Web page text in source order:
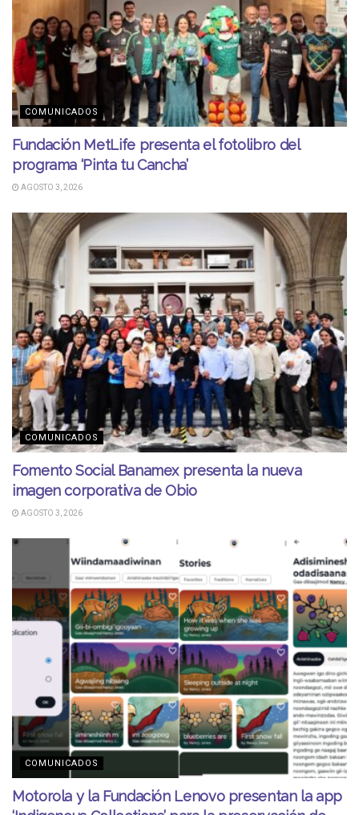
COMUNICADOS
Fundación MetLife presenta el fotolibro del
programa ‘Pinta tu Cancha’
AGOSTO 3, 2026
COMUNICADOS
Fomento Social Banamex presenta la nueva
imagen corporativa de Obio
AGOSTO 3, 2026
COMUNICADOS
Motorola y la Fundación Lenovo presentan la app